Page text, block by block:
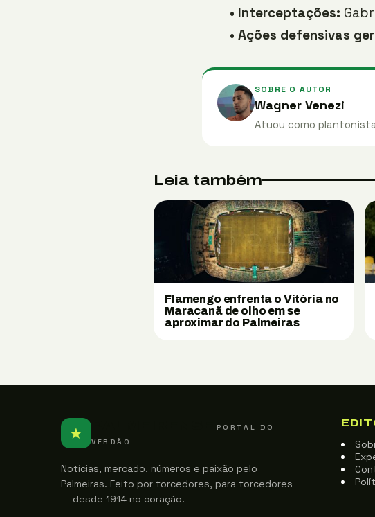
• Interceptações:
• Ações defensivas
SOBRE O AUTOR
Wagner Venezi
Atuou como plantonista
Leia também
Flamengo enfrenta o Vitória no
Maracanã de olho em se
aproximar do Palmeiras
★
PORTAL DO
VERDÃO
Notícias, mercado, números e paixão pelo
Palmeiras. Feito por torcedores, para torcedores
— desde 1914 no coração.